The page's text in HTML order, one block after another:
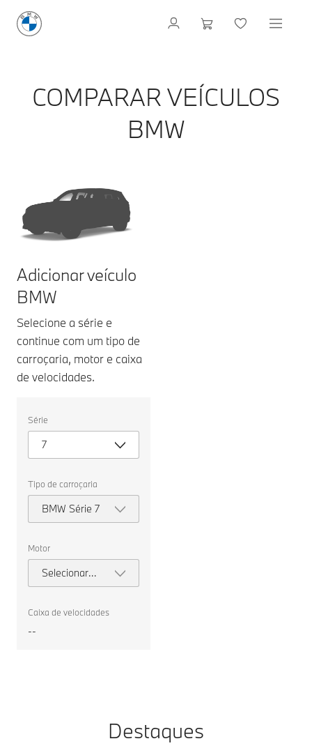
COMPARAR VEÍCULOS
BMW
Adicionar veículo
BMW
Selecione a série e
continue com um tipo de
carroçaria, motor e caixa
de velocidades.
as
seguintes
propriedades
para
um
veículo
para
comparar.
Série
7
Tipo de carroçaria
BMW Série 7
Motor
Selecionar
motor
Caixa de velocidades
--
Destaques